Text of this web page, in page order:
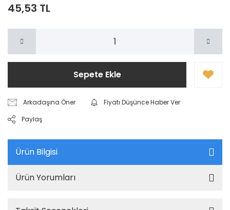
45,53 TL
Sepete Ekle
Arkadaşına Öner
Fiyatı Düşünce Haber Ver
Paylaş
Ürün Bilgisi
Ürün Yorumları